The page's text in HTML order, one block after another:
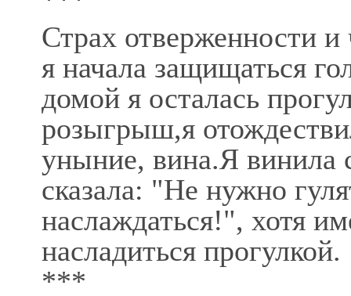
Страх отверженности и
я начала защищаться
домой я осталась
розыгрыш,я
уныние, вина.Я винила
сказала: "Не нужно
наслаждаться!", хотя
насладиться прогулкой.
***